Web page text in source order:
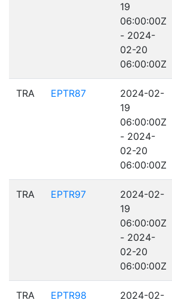
19
06:00:00Z
- 2024-
02-20
06:00:00Z
TRA EPTR87
2024-02-
19
06:00:00Z
- 2024-
02-20
06:00:00Z
TRA EPTR97
2024-02-
19
06:00:00Z
- 2024-
02-20
06:00:00Z
TRA EPTR98
2024-02-